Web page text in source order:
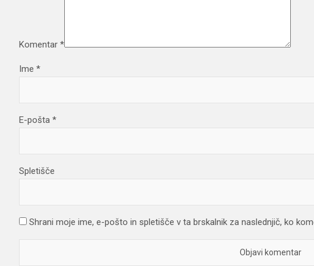
Komentar *
Ime *
E-pošta *
Spletišče
Shrani moje ime, e-pošto in spletišče v ta brskalnik za naslednjič, ko